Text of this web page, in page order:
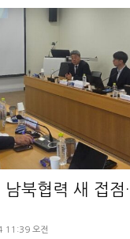
남북협력 새 접
11:39 오전